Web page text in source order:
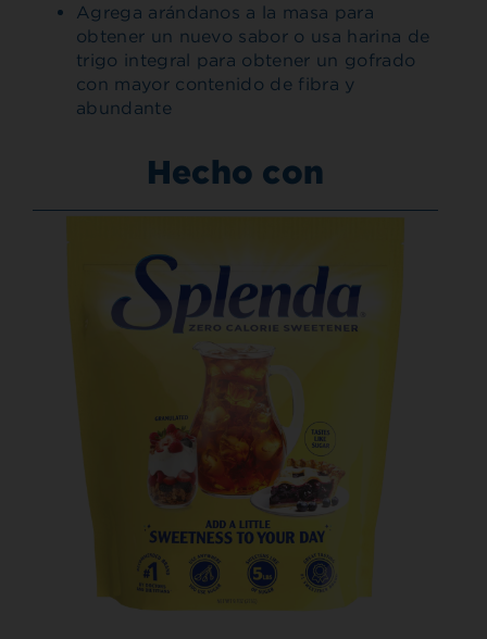
Agrega arándanos a la masa para
obtener un nuevo sabor o usa harina de
trigo integral para obtener un gofrado
con mayor contenido de fibra y
abundante
Hecho con